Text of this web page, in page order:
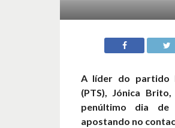
A líder do partido
(PTS), Jónica
penúltimo dia de
apostando no